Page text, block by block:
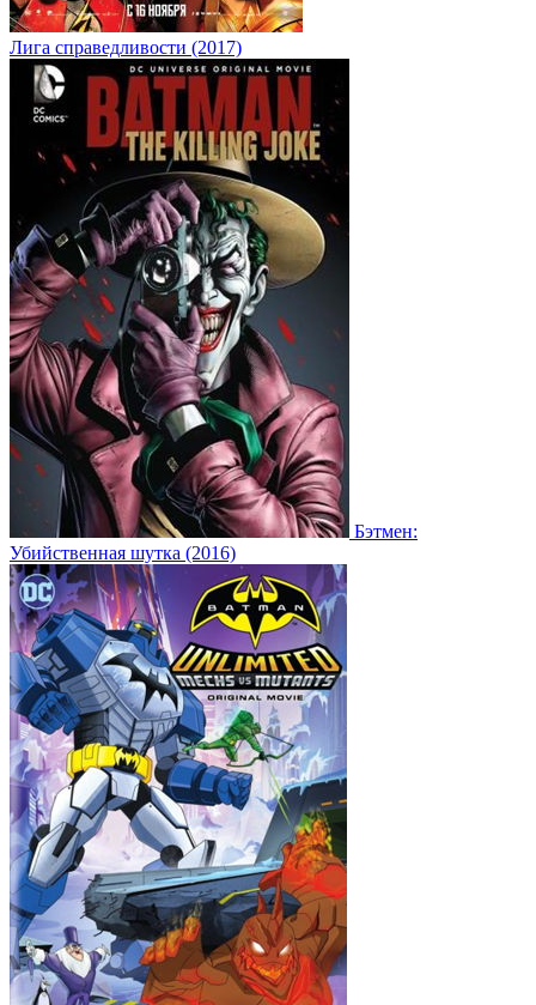
Лига справедливости (2017)
Бэтмен:
Убийственная шутка (2016)